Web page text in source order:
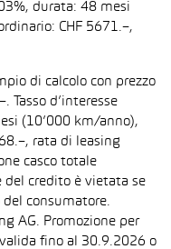
durata: 48 mesi
CHF 5671.–,
di calcolo con prezzo
Tasso d’interesse
(10’000 km/anno),
rata di leasing
casco totale
del credito è vietata se
consumatore.
AG. Promozione per
valida fino al 30.9.2026 o